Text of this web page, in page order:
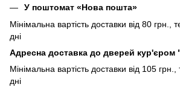
У поштомат «Нова пошта»
Мінімальна вартість доставки від 80 грн.,
дні
Адресна доставка до дверей
Мінімальна вартість доставки від 105
дні